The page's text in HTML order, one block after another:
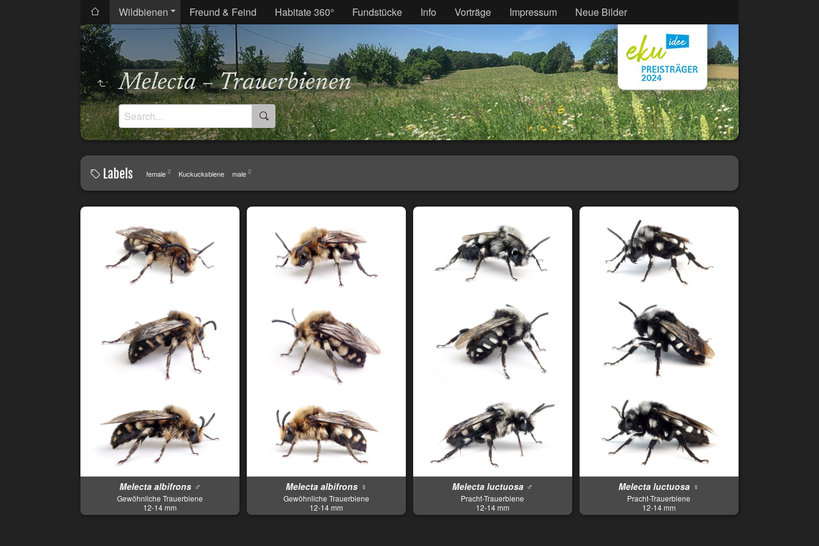
Wildbienen Freund & Feind Habitate 360° Fundstücke Info Vorträge Impressum Neue Bilder
Melecta – Trauerbienen
Labels female 2 Kuckucksbiene male 2
Melecta albifrons ♂
Gewöhnliche Trauerbiene
12-14 mm
Melecta albifrons ♀
Gewöhnliche Trauerbiene
12-14 mm
Melecta luctuosa ♂
Pracht-Trauerbiene
12-14 mm
Melecta luctuosa ♀
Pracht-Trauerbiene
12-14 mm